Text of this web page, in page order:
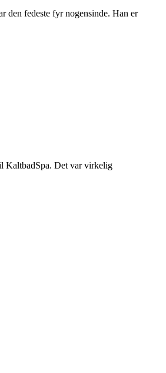
den fedeste fyr nogensinde. Han er
KaltbadSpa. Det var virkelig